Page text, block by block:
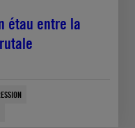
étau entre la